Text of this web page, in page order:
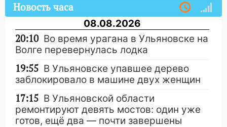
Новость часа
08.08.2026
20:10 Во время урагана в Ульяновске на
Волге перевернулась лодка
19:55 В Ульяновске упавшее дерево
заблокировало в машине двух женщин
17:15 В Ульяновской области
ремонтируют девять мостов: один уже
готов, ещё два — почти завершены